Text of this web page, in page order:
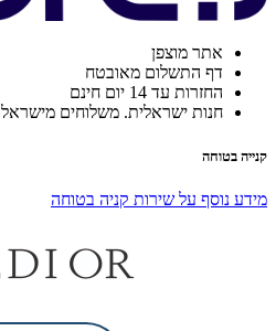
אתר מוצפן
דף התשלום מאובטח
החזרות עד 14 יום חינם
חנות ישראלית. משלוחים מישראל
קנייה בטוחה
מידע נוסף על שירות קניה בטוחה